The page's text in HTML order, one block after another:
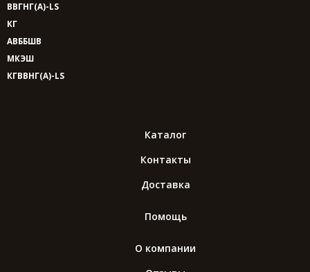
ВВГНГ(A)-LS
КГ
АВББШВ
МКЭШ
КГВВНГ(A)-LS
Каталог
Контакты
Доставка
Помощь
О компании